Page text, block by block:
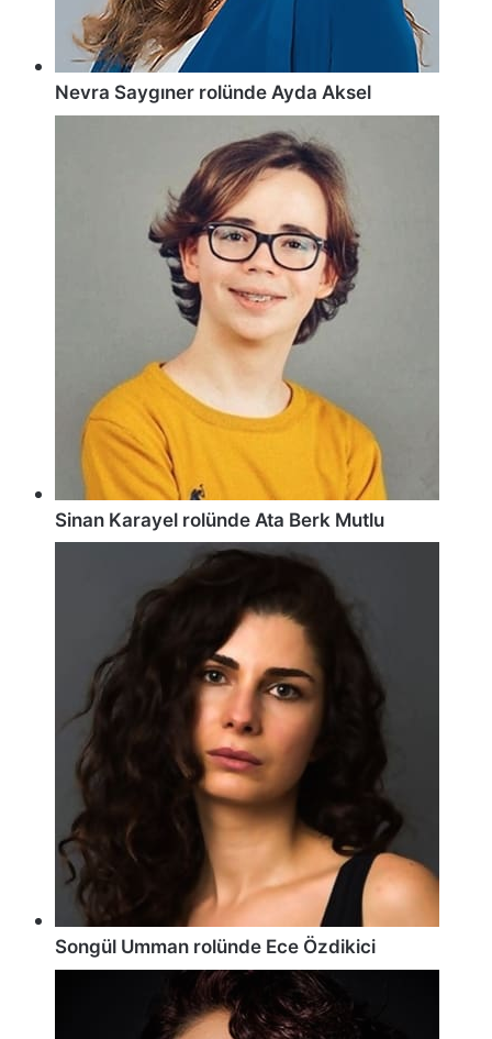
Nevra Saygıner rolünde Ayda Aksel
Sinan Karayel rolünde Ata Berk Mutlu
Songül Umman rolünde Ece Özdikici